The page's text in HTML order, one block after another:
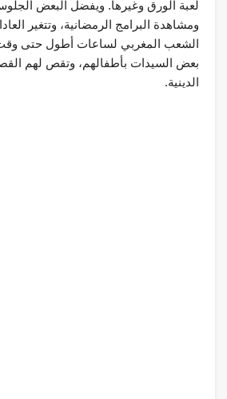
لعبة الورق وغيرها. ويفضل البعض
ومشاهدة البرامج الرمضانية، وتتغير
الشعب المغربي لساعات أطول حتى
بعض السيدات بأطفالهم، وتقص لهم
الدينية.